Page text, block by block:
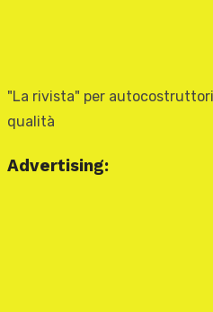
"La rivista" per
qualità
Advertising: